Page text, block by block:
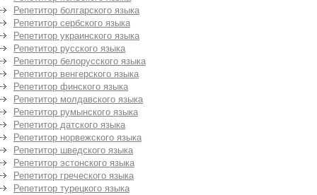
Репетитор болгарского языка
Репетитор сербского языка
Репетитор украинского языка
Репетитор русского языка
Репетитор белорусского языка
Репетитор венгерского языка
Репетитор финского языка
Репетитор молдавского языка
Репетитор румынского языка
Репетитор датского языка
Репетитор норвежского языка
Репетитор шведского языка
Репетитор эстонского языка
Репетитор греческого языка
Репетитор турецкого языка